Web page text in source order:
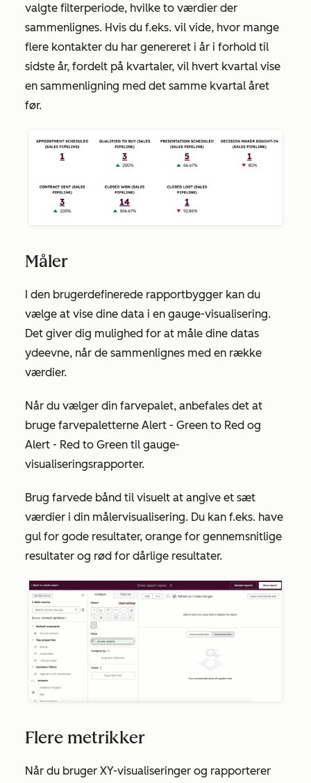
valgte filterperiode, hvilke to værdier der
sammenlignes. Hvis du f.eks. vil vide, hvor mange
flere kontakter du har genereret i år i forhold til
sidste år, fordelt på kvartaler, vil hvert kvartal vise
en sammenligning med det samme kvartal året
før.
Måler
I den brugerdefinerede rapportbygger kan du
vælge at vise dine data i en gauge-visualisering.
Det giver dig mulighed for at måle dine datas
ydeevne, når de sammenlignes med en række
værdier.
Når du vælger din farvepalet, anbefales det at
bruge farvepaletterne Alert - Green to Red og
Alert - Red to Green til gauge-
visualiseringsrapporter.
Brug farvede bånd til visuelt at angive et sæt
værdier i din målervisualisering. Du kan f.eks. have
gul for gode resultater, orange for gennemsnitlige
resultater og rød for dårlige resultater.
Flere metrikker
Når du bruger XY-visualiseringer og rapporterer